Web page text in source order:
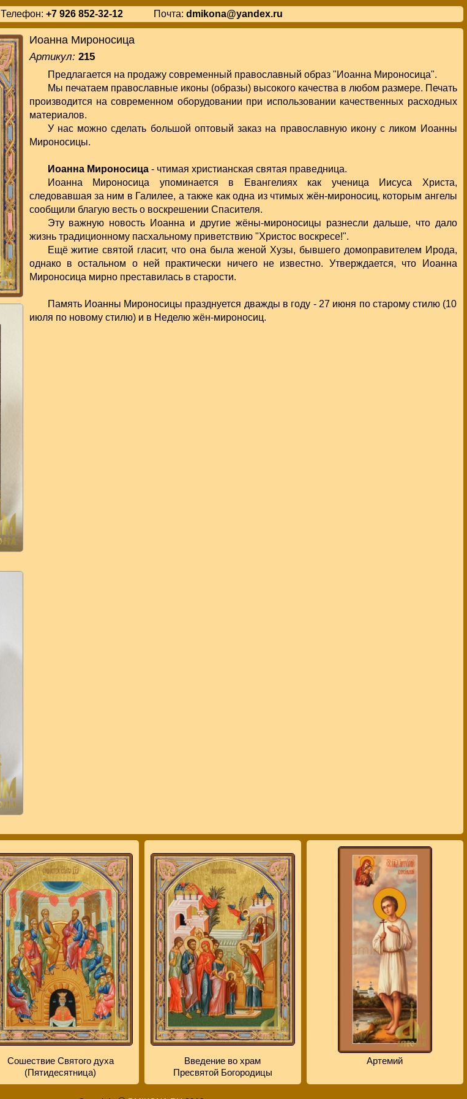
Телефон: +7 926 852-32-12 Почта: dmikona@yandex.ru
Иоанна Мироносица
Артикул: 215
Предлагается на продажу современный православный образ "Иоанна Мироносица".
Мы печатаем православные иконы (образы) высокого качества в любом размере. Печать
производится на современном оборудовании при использовании качественных расходных
материалов.
У нас можно сделать большой оптовый заказ на православную икону с ликом Иоанны
Мироносицы.
Иоанна Мироносица- чтимая христианская святая праведница.
Иоанна Мироносица упоминается в Евангелиях как ученица Иисуса Христа,
следовавшая за ним в Галилее, а также как одна из чтимых жён-мироносиц, которым ангелы
сообщили благую весть о воскрешении Спасителя.
Эту важную новость Иоанна и другие жёны-мироносицы разнесли дальше, что дало
жизнь традиционному пасхальному приветствию "Христос воскресе!".
Ещё житие святой гласит, что она была женой Хузы, бывшего домоправителем Ирода,
однако в остальном о ней практически ничего не известно. Утверждается, что Иоанна
Мироносица мирно преставилась в старости.
Память Иоанны Мироносицы празднуется дважды в году - 27 июня по старому стилю (10
июля по новому стилю) и в Неделю жён-мироносиц.
Сошествие Святого духа
(Пятидесятница)
Введение во храм
Пресвятой Богородицы
Артемий